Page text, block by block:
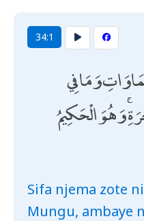
34:1
وَمَا فِي
وَهُوَ الْحَكِيمُ
Sifa njema zote
Mungu, ambaye